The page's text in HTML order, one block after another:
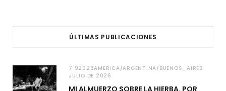
ÚLTIMAS PUBLICACIONES
7 92023AMERICA/ARGENTINA/BUENOS_AIRES
JULIO DE 2026